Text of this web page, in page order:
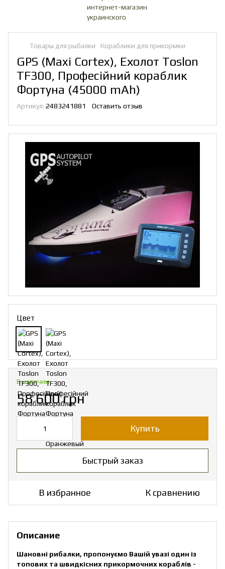
Товары для рыбалки Кораблики для прикормки
GPS (Maxi Cortex), Ехолот Toslon
TF300, Професійний кораблик
Фортуна (45000 mAh)
Артикул: 2483241881 Оставить отзыв
Цвет
В наличии
58 600 грн
Купить
Быстрый заказ
В избранное К сравнению
Описание
Шановні рибалки, пропонуємо Вашій увазі один із
топових та швидкісних прикормочних кораблів -